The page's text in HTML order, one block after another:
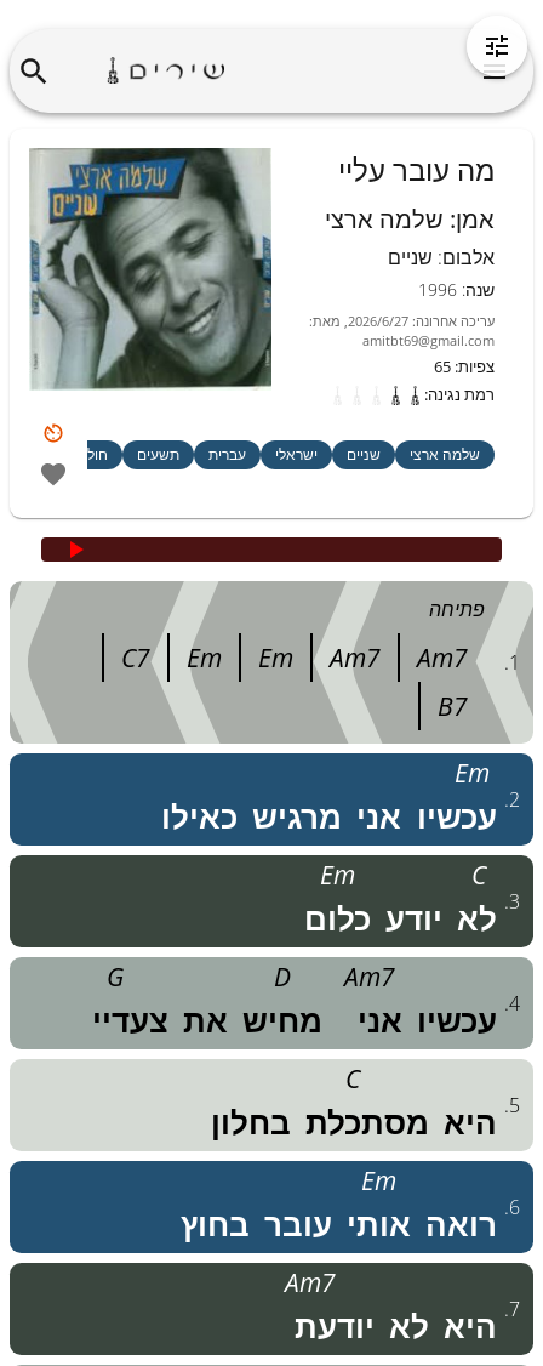
מה עובר עליי
אמן: שלמה ארצי
אלבום: שניים
שנה:
1996
עריכה אחרונה:
2026/6/27
, מאת:
amitbt69@gmail.com
צפיות:
65
רמת נגינה:
שלמה ארצי שניים ישראלי עברית תשעים חולצה שחורה
1
.
פתיחה
Am7
Am7
Em
Em
C7
B7
2
.
Em
עכשיו אני מרגיש כאילו
3
.
C
לא יודע
Em
כלום
4
. עכשיו
Am7
אני
D
מחיש את
G
צעדיי
5
. היא
C
מסתכלת בחלון
6
. רואה
Em
אותי עובר בחוץ
7
. היא לא
Am7
יודעת